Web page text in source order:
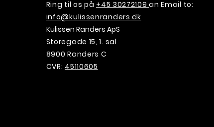
Ring til os på +45 30272109an Email to:
info@kulissenranders.dk
Kulissen Randers ApS
Storegade 15, 1. sal
8900 Randers C
CVR: 45110605